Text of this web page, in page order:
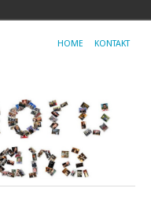
HOME KONTAKT